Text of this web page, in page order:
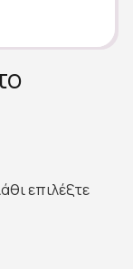
επιλέξτε